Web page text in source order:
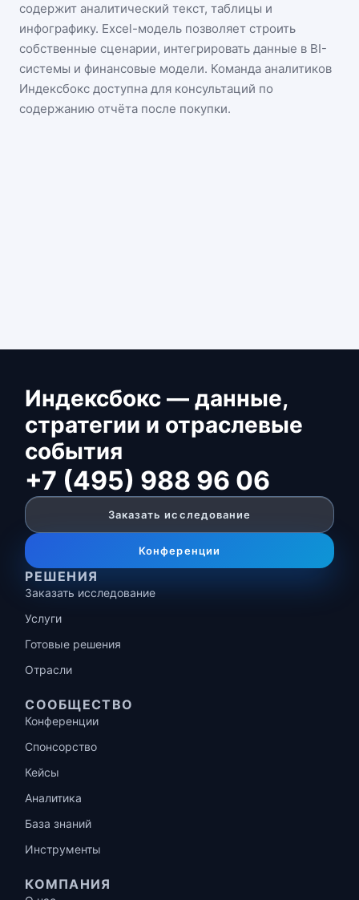
содержит аналитический текст, таблицы и
инфографику. Excel-модель позволяет строить
собственные сценарии, интегрировать данные в BI-
системы и финансовые модели. Команда аналитиков
Индексбокс доступна для консультаций по
содержанию отчёта после покупки.
Индексбокс — данные,
стратегии и отраслевые
события
+7 (495) 988 96 06
Заказать исследование
Конференции
РЕШЕНИЯ
Заказать исследование
Услуги
Готовые решения
Отрасли
СООБЩЕСТВО
Конференции
Спонсорство
Кейсы
Аналитика
База знаний
Инструменты
КОМПАНИЯ